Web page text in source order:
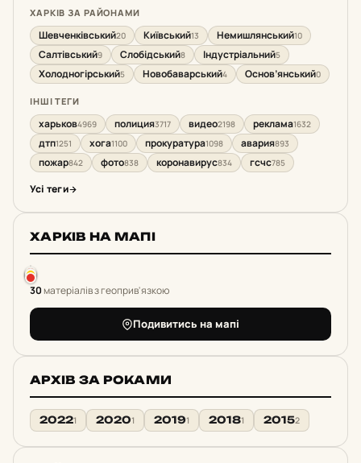
ХАРКІВ ЗА РАЙОНАМИ
Шевченківський20 Київський13 Немишлянський10
Салтівський9 Слобідський8 Індустріальний5
Холодногірський5 Новобаварський4 Основ’янський0
ІНШІ ТЕГИ
харьков4969 полиция3717 видео2198 реклама1632
дтп1251 хога1100 прокуратура1098 авария893
пожар842 фото838 коронавирус834 гсчс785
Усі теги
ХАРКІВ НА МАПІ
30матеріалів з геоприв'язкою
Подивитись на мапі
АРХІВ ЗА РОКАМИ
20221 20201 20191 20181 20152